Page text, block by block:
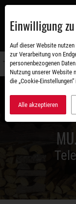
Zum
Einwilligung
Auf dieser Website
zur Verarbeitung von
personenbezogenen
Nutzung unserer Website
die „Cookie-
Alle akzeptieren